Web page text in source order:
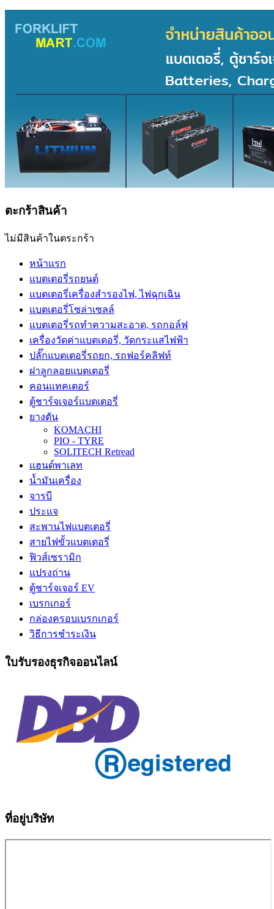
ตะกร้าสินค้า
ไม่มีสินค้าในตระกร้า
หน้าแรก
แบตเตอรี่รถยนต์
แบตเตอรี่เครื่องสำรองไฟ, ไฟฉุกเฉิน
แบตเตอรี่โซล่าเซลล์
แบตเตอรี่รถทำความสะอาด, รถกอล์ฟ
เครื่องวัดค่าแบตเตอรี่, วัดกระแสไฟฟ้า
ปลั๊กแบตเตอรี่รถยก, รถฟอร์คลิฟท์
ฝาลูกลอยแบตเตอรี่
คอนแทคเตอร์
ตู้ชาร์จเจอร์แบตเตอรี่
ยางตัน
KOMACHI
PIO - TYRE
SOLITECH Retread
แฮนด์พาเลท
น้ำมันเครื่อง
จารบี
ประแจ
สะพานไฟแบตเตอรี่
สายไฟขั้วแบตเตอรี่
ฟิวส์เซรามิก
แปรงถ่าน
ตู้ชาร์จเจอร์ EV
เบรกเกอร์
กล่องครอบเบรกเกอร์
วิธีการชำระเงิน
ใบรับรองธุรกิจออนไลน์
ที่อยู่บริษัท